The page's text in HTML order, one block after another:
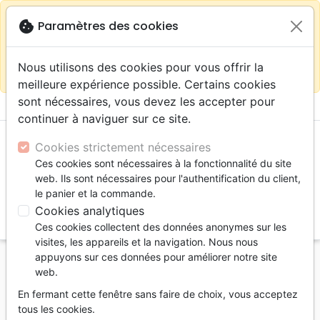
Continuer sur le site France close
warningSelon votre
localisation (États-
sur la boutique La Maison de la Bible Suisse
menu shopping_cart
Accueil eBooks Éthique Société en crise - Pdf
Société en crise
cookie Paramètres des cookies
Nous utilisons des cookies pour vous offrir la
meilleure expérience possible. Certains cookies
sont nécessaires, vous devez les accepter pour
continuer à naviguer sur ce site.
Cookies strictement nécessaires
Ces cookies sont nécessaires à la fonctionnalité du site
web. Ils sont nécessaires pour l'authentification du client,
le panier et la commande.
Cookies analytiques
Ces cookies collectent des données anonymes sur les
visites, les appareils et la navigation. Nous nous
appuyons sur ces données pour améliorer notre site
web.
En fermant cette fenêtre sans faire de choix, vous acceptez
tous les cookies.